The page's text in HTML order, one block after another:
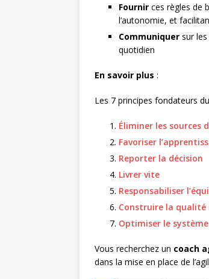
Fournir ces règles de
l’autonomie, et
Communiquer sur
quotidien
En savoir plus :
Les 7 principes fondateurs
Éliminer les sources
Favoriser
Reporter la décision
Livrer vite
Responsabiliser
Construire la
Optimiser le
Vous recherchez un coach
dans la mise en place de